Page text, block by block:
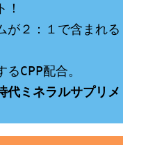
！
が２：１で含まれる
CPP配合。
代ミネラルサプリメ